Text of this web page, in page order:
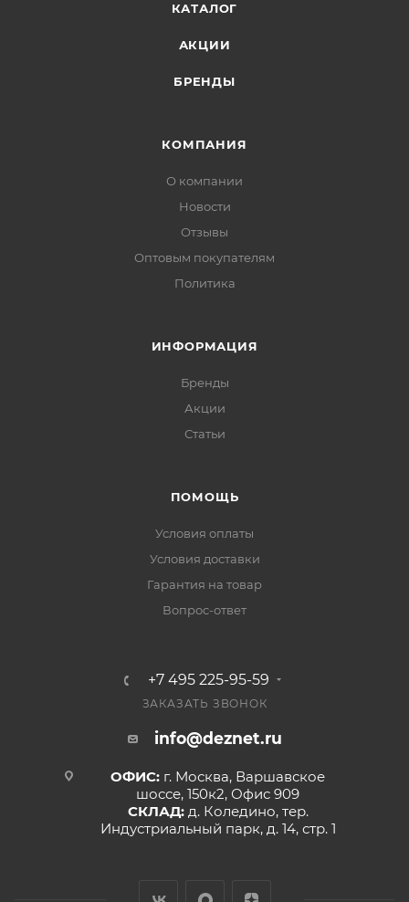
КАТАЛОГ
АКЦИИ
БРЕНДЫ
КОМПАНИЯ
О компании
Новости
Отзывы
Оптовым покупателям
Политика
ИНФОРМАЦИЯ
Бренды
Акции
Статьи
ПОМОЩЬ
Условия оплаты
Условия доставки
Гарантия на товар
Вопрос-ответ
+7 495 225-95-59
ЗАКАЗАТЬ ЗВОНОК
info@deznet.ru
ОФИС: г. Москва, Варшавское
шоссе, 150к2, Офис 909
СКЛАД: д. Коледино, тер.
Индустриальный парк, д. 14, стр. 1